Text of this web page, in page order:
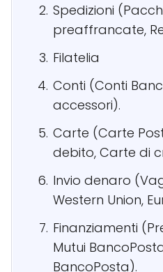
Spedizioni
preaffrancate,
Filatelia
Conti (Conti
accessori).
Carte (Carte
debito, Carte di
Invio denaro
Western Union,
Finanziamenti
Mutui
BancoPosta).